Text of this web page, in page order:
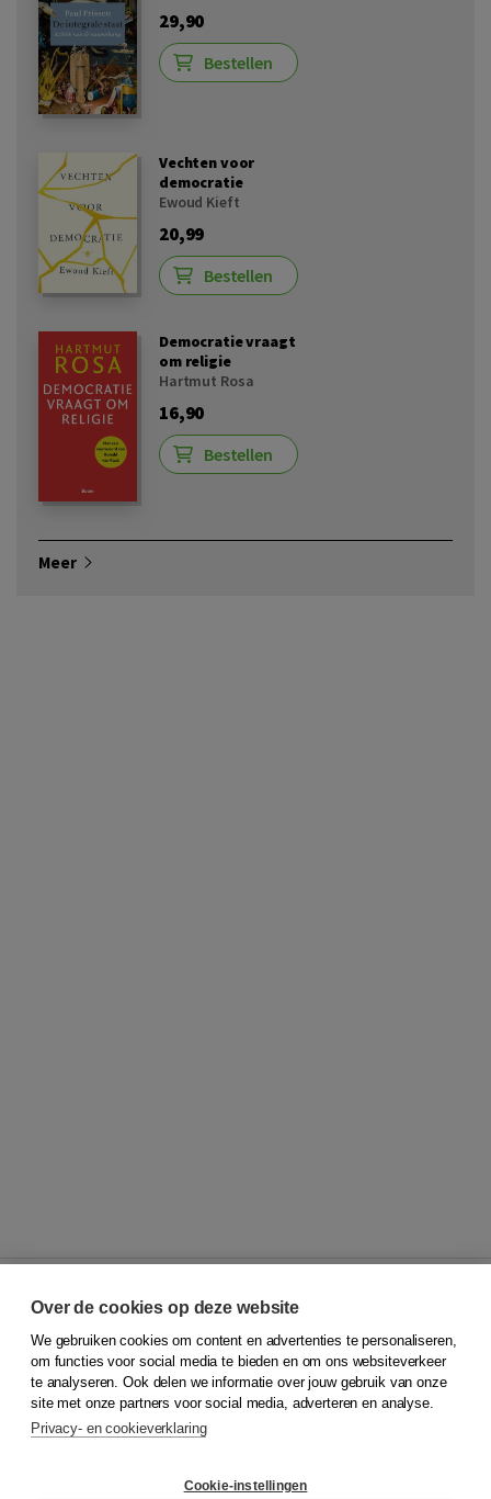
29,90
Bestellen
Vechten voor
democratie
Ewoud Kieft
20,99
Bestellen
Democratie vraagt
om religie
Hartmut Rosa
16,90
Bestellen
Meer
© 2026Koninklijke Boom uitgevers
Klantenservice
Service & informatie
Contact
Over de cookies op deze website
We gebruiken cookies om content en advertenties te personaliseren,
om functies voor social media te bieden en om ons websiteverkeer
te analyseren. Ook delen we informatie over jouw gebruik van onze
site met onze partners voor social media, adverteren en analyse.
Privacy- en cookieverklaring
Cookie-instellingen